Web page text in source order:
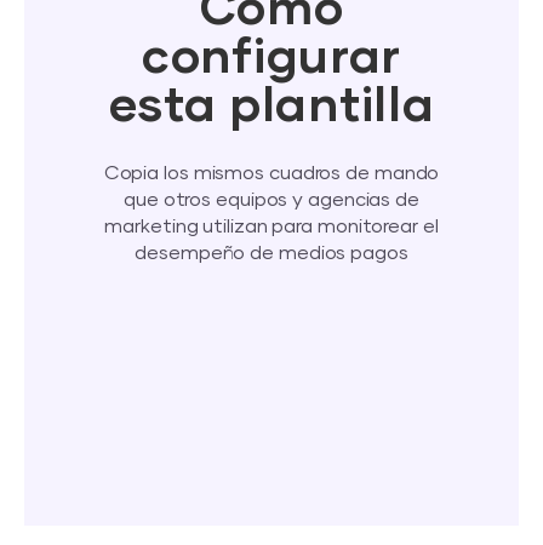
configurar
esta plantilla
Copia los mismos cuadros de mando
que otros equipos y agencias de
marketing utilizan para monitorear el
desempeño de medios pagos